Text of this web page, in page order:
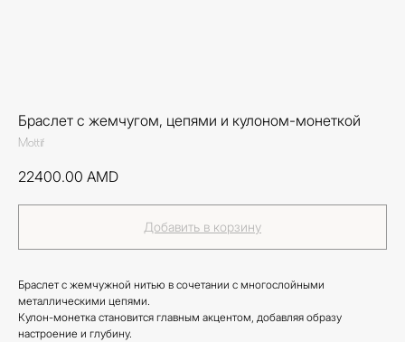
Браслет с жемчугом, цепями и кулоном-монеткой
Mottif
22400.00 AMD
Добавить в корзину
Браслет с жемчужной нитью в сочетании с многослойными
металлическими цепями.
Кулон-монетка становится главным акцентом, добавляя образу
настроение и глубину.